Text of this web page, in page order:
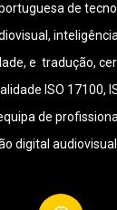
de
e tradução,
ISO 17100,
de
digital